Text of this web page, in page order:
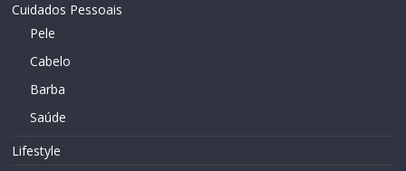
Cuidados Pessoais
Pele
Cabelo
Barba
Saúde
Lifestyle